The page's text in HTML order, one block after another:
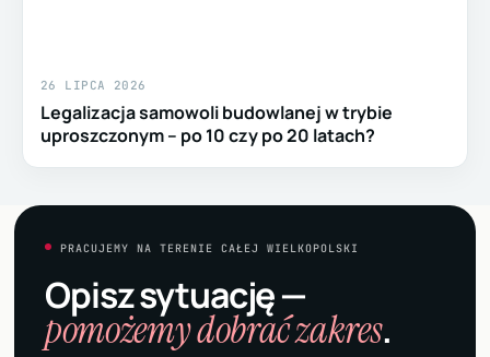
26 LIPCA 2026
Legalizacja samowoli budowlanej w trybie
uproszczonym – po 10 czy po 20 latach?
PRACUJEMY NA TERENIE CAŁEJ WIELKOPOLSKI
Opisz sytuację —
pomożemy dobrać zakres.